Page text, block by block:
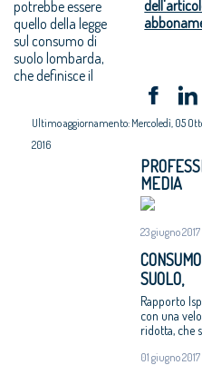
potrebbe essere
quello della legge
sul consumo di
suolo lombarda,
che definisce il
Ultimo aggiornamento: Mercoledì, 05
2016
MEDIA
23 giugno 2017
SUOLO,
CRISI
SETTE
ETTARI AL
Rapporto
con una
ridotta, che
al secondo, il
01 giugno 2017